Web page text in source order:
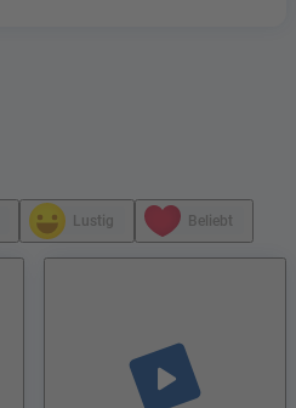
Lustig Beliebt
play_arrow